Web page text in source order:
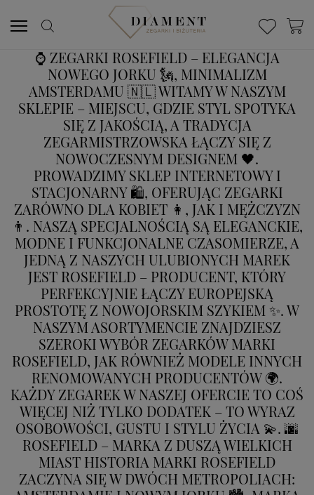
⌚ ZEGARKI ROSEFIELD – ELEGANCJA
NOWEGO JORKU 🗽, MINIMALIZM
AMSTERDAMU 🇳🇱 WITAMY W NASZYM
SKLEPIE – MIEJSCU, GDZIE STYL SPOTYKA
SIĘ Z JAKOŚCIĄ, A TRADYCJA
ZEGARMISTRZOWSKA ŁĄCZY SIĘ Z
NOWOCZESNYM DESIGNEM 🖤.
PROWADZIMY SKLEP INTERNETOWY I
STACJONARNY 🛍️, OFERUJĄC ZEGARKI
ZARÓWNO DLA KOBIET 👩, JAK I MĘŻCZYZN
👨. NASZĄ SPECJALNOŚCIĄ SĄ ELEGANCKIE,
MODNE I FUNKCJONALNE CZASOMIERZE, A
JEDNĄ Z NASZYCH ULUBIONYCH MAREK
JEST ROSEFIELD – PRODUCENT, KTÓRY
PERFEKCYJNIE ŁĄCZY EUROPEJSKĄ
PROSTOTĘ Z NOWOJORSKIM SZYKIEM ✨. W
NASZYM ASORTYMENCIE ZNAJDZIESZ
SZEROKI WYBÓR ZEGARKÓW MARKI
ROSEFIELD, JAK RÓWNIEŻ MODELE INNYCH
RENOMOWANYCH PRODUCENTÓW 🌍.
KAŻDY ZEGAREK W NASZEJ OFERCIE TO COŚ
WIĘCEJ NIŻ TYLKO DODATEK – TO WYRAZ
OSOBOWOŚCI, GUSTU I STYLU ŻYCIA 💫. 🌆
ROSEFIELD – MARKA Z DUSZĄ WIELKICH
MIAST HISTORIA MARKI ROSEFIELD
ZACZYNA SIĘ W DWÓCH METROPOLIACH: